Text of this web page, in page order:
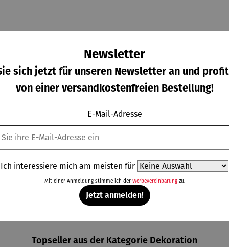
5 Sternenvon 5 von 5 Sternen
Bewertung von 5 von 5 Sternen
n |
Regulärer Preis:
59,00 €
Figur |
Blaumeise
UVPRegulärer Preis:
55,00 €
Figur |
Figur |
ar
Topseller aus der Kategorie Dekoration
Newsletter
sich jetzt für unseren Newsletter an und
von einer versandkostenfreien Bestellung!
E-Mail-Adresse
Ich interessiere mich am meisten für
Mit einer Anmeldung stimme ich der Werbevereinbarungzu.
Jetzt anmelden!